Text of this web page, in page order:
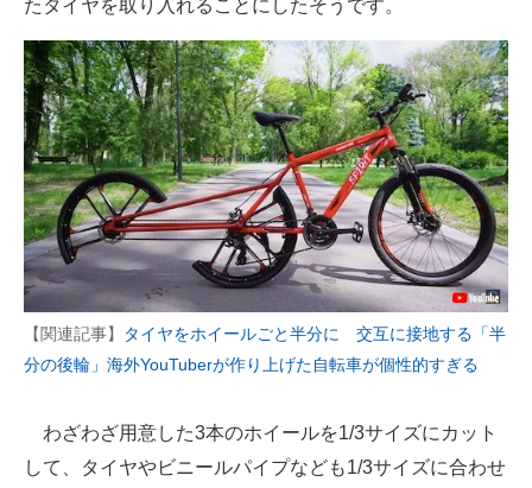
製造業のIT導入・活用を支援
モノづくり技術者専門サイト
エレクトロニクス専門サイト
電子設計の基本と応用
エネルギーの専門メディア
建設×テクノロジーの最前線
たタイヤを取り入れることにしたそうです。
【関連記事】
タイヤをホイールごと半分に 交互に接地する「半
分の後輪」海外YouTuberが作り上げた自転車が個性的すぎる
わざわざ用意した3本のホイールを1/3サイズにカット
して、タイヤやビニールパイプなども1/3サイズに合わせ